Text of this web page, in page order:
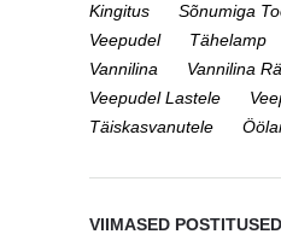
Kingitus
Sõnumiga
Veepudel
Tähelamp
Vannilina
Vannilina
Veepudel Lastele
Täiskasvanutele
VIIMASED POSTITUSED